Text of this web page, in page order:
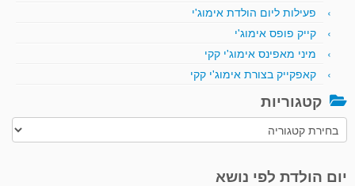
פעילות ליום הולדת אימוג'י
קייק פופס אימוג'י
מיני מאפינס אימוג'י קקי
קאפקייק בצורת אימוג'י קקי
קטגוריות
קטגוריות
יום הולדת לפי נושא